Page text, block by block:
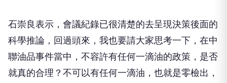
石崇良表示，會議紀錄已很清楚的去呈現決策後面的
科學推論，回過頭來，我也要請大家思考一下，在中
聯油品事件當中，不容許有任何一滴油的政策，是否
就真的合理？不可以有任何一滴油，也就是零檢出，